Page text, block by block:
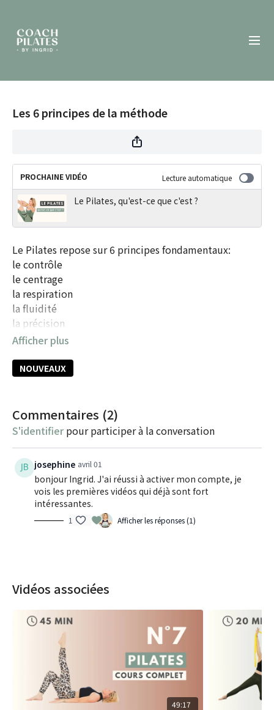
Les 6 principes de la méthode
PROCHAINE VIDÉO Lecture automatique
Le Pilates, qu'est-ce que c'est ?
Le Pilates repose sur 6 principes fondamentaux:
le contrôle
le centrage
la respiration
la fluidité
la précision
la concentration
Je vous les développe un par un dans cette vidéo.
NOUVEAUX
Commentaires (2)
S'identifier pour participer à la conversation
josephine avril 01
bonjour Ingrid. J'ai réussi à activer mon compte, je
vois les premières vidéos qui déjà sont fort
intéressantes.
1 Afficher les réponses (1)
Vidéos associées
49:17